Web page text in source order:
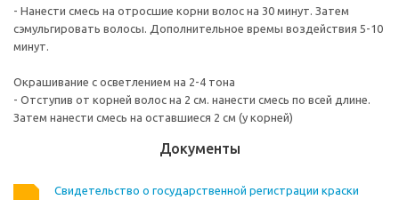
- Нанести смесь на отросшие корни волос на 30 минут. Затем
сэмульгировать волосы. Дополнительное времы воздействия 5-10
минут.
Окрашивание с осветлением на 2-4 тона
- Отступив от корней волос на 2 см. нанести смесь по всей длине.
Затем нанести смесь на оставшиеся 2 см (у корней)
Документы
Свидетельство о государственной регистрации краски